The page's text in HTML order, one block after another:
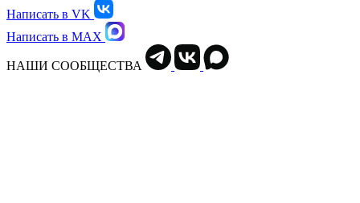
Написать в VK
Написать в MAX
НАШИ СООБЩЕСТВА